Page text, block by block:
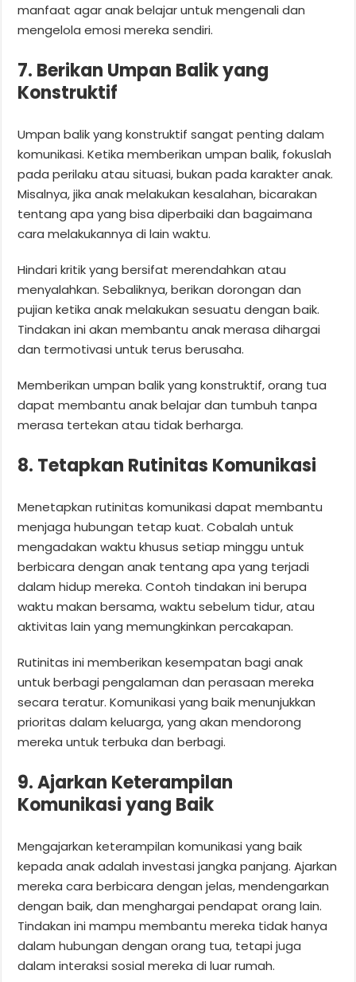
manfaat agar anak belajar untuk mengenali dan
mengelola emosi mereka sendiri.
7. Berikan Umpan Balik yang
Konstruktif
Umpan balik yang konstruktif sangat penting dalam
komunikasi. Ketika memberikan umpan balik, fokuslah
pada perilaku atau situasi, bukan pada karakter anak.
Misalnya, jika anak melakukan kesalahan, bicarakan
tentang apa yang bisa diperbaiki dan bagaimana
cara melakukannya di lain waktu.
Hindari kritik yang bersifat merendahkan atau
menyalahkan. Sebaliknya, berikan dorongan dan
pujian ketika anak melakukan sesuatu dengan baik.
Tindakan ini akan membantu anak merasa dihargai
dan termotivasi untuk terus berusaha.
Memberikan umpan balik yang konstruktif, orang tua
dapat membantu anak belajar dan tumbuh tanpa
merasa tertekan atau tidak berharga.
8. Tetapkan Rutinitas Komunikasi
Menetapkan rutinitas komunikasi dapat membantu
menjaga hubungan tetap kuat. Cobalah untuk
mengadakan waktu khusus setiap minggu untuk
berbicara dengan anak tentang apa yang terjadi
dalam hidup mereka. Contoh tindakan ini berupa
waktu makan bersama, waktu sebelum tidur, atau
aktivitas lain yang memungkinkan percakapan.
Rutinitas ini memberikan kesempatan bagi anak
untuk berbagi pengalaman dan perasaan mereka
secara teratur. Komunikasi yang baik menunjukkan
prioritas dalam keluarga, yang akan mendorong
mereka untuk terbuka dan berbagi.
9. Ajarkan Keterampilan
Komunikasi yang Baik
Mengajarkan keterampilan komunikasi yang baik
kepada anak adalah investasi jangka panjang. Ajarkan
mereka cara berbicara dengan jelas, mendengarkan
dengan baik, dan menghargai pendapat orang lain.
Tindakan ini mampu membantu mereka tidak hanya
dalam hubungan dengan orang tua, tetapi juga
dalam interaksi sosial mereka di luar rumah.